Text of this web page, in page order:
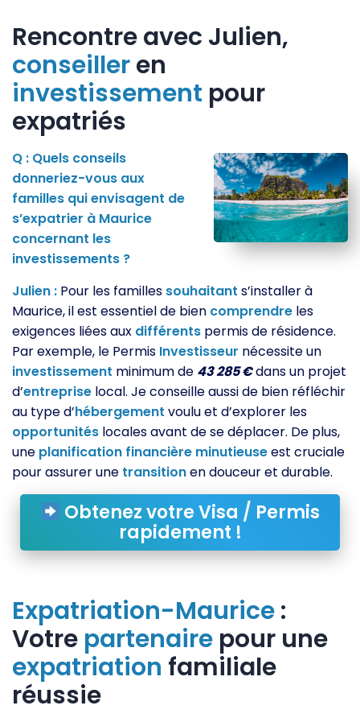
Rencontre avec Julien,
conseilleren
investissement pour
expatriés
Q : Quels conseils
donneriez-vous aux
familles qui envisagent de
s’expatrier à Maurice
concernant les
investissements ?
Julien : Pour les familles souhaitant s’installer à
Maurice, il est essentiel de bien comprendre les
exigences liées aux différents permis de résidence.
Par exemple, le Permis Investisseur nécessite un
investissement minimum de 43 285 €dans un projet
d’entreprise local. Je conseille aussi de bien réfléchir
au type d’hébergement voulu et d’explorer les
opportunités locales avant de se déplacer. De plus,
une planification financière minutieuseest cruciale
pour assurer une transitionen douceur et durable.
Obtenez votre Visa / Permis
rapidement !
Expatriation-Maurice:
Votre partenaire pour une
expatriation familiale
réussie